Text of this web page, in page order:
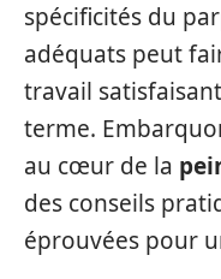
spécificités du
adéquats peut
travail
terme.
au cœur de la
des conseils
éprouvées pour